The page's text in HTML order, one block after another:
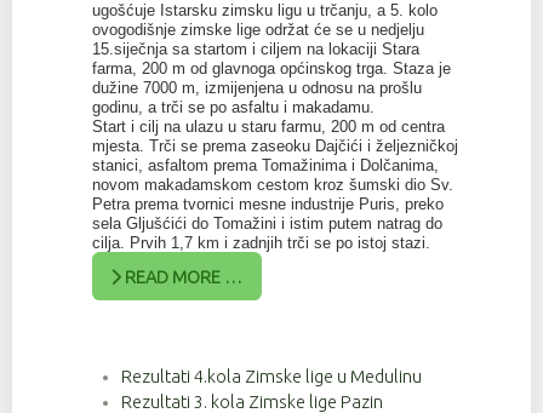
ugošćuje Istarsku zimsku ligu u trčanju, a 5. kolo
ovogodišnje zimske lige održat će se u nedjelju
15.siječnja sa startom i ciljem na lokaciji Stara
farma, 200 m od glavnoga općinskog trga. Staza je
dužine 7000 m, izmijenjena u odnosu na prošlu
godinu, a trči se po asfaltu i makadamu.
Start i cilj na ulazu u staru farmu, 200 m od centra
mjesta. Trči se prema zaseoku Dajčići i željezničkoj
stanici, asfaltom prema Tomažinima i Dolčanima,
novom makadamskom cestom kroz šumski dio Sv.
Petra prema tvornici mesne industrije Puris, preko
sela Gljušćići do Tomažini i istim putem natrag do
cilja. Prvih 1,7 km i zadnjih trči se po istoj stazi.
READ MORE …
Rezultati 4.kola Zimske lige u Medulinu
Rezultati 3. kola Zimske lige Pazin